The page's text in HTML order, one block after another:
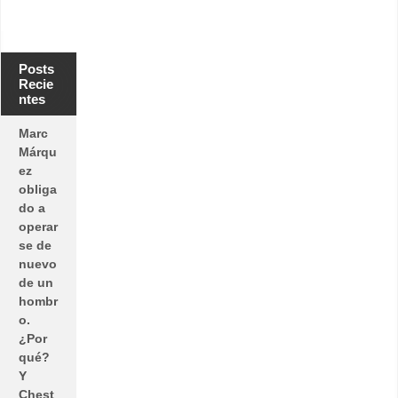
Posts
Recie
ntes
Marc
Márqu
ez
obliga
do a
operar
se de
nuevo
de un
hombr
o.
¿Por
qué?
Y
Chest